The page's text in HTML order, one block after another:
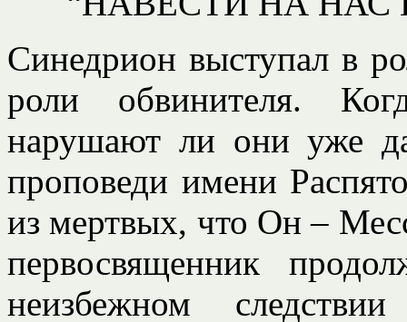
Синедрион выступал в
роли обвинителя.
нарушают ли они уже
проповеди имени
из мертвых, что Он –
первосвященник
неизбежном